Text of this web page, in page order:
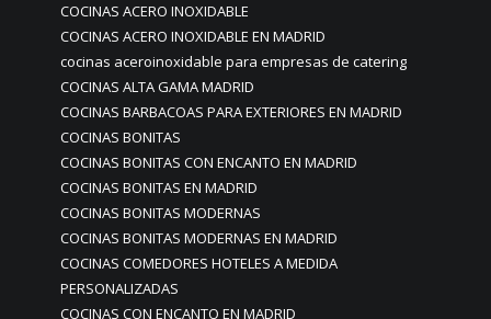
COCINAS ACERO INOXIDABLE
COCINAS ACERO INOXIDABLE EN MADRID
cocinas aceroinoxidable para empresas de catering
COCINAS ALTA GAMA MADRID
COCINAS BARBACOAS PARA EXTERIORES EN MADRID
COCINAS BONITAS
COCINAS BONITAS CON ENCANTO EN MADRID
COCINAS BONITAS EN MADRID
COCINAS BONITAS MODERNAS
COCINAS BONITAS MODERNAS EN MADRID
COCINAS COMEDORES HOTELES A MEDIDA
PERSONALIZADAS
COCINAS CON ENCANTO EN MADRID